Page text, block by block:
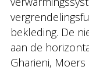
bekleding. De
aan de
Gharieni,